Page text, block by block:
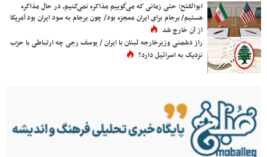
ابوالفتح: حتی زمانی که می‌گوییم مذاکره نمی‌کنیم، در حال مذاکره
هستیم/ برجام برای ایران معجزه بود/ چون برجام به سود ایران بود آمریکا
از آن خارج شد
راز دشمنی وزیرخارجه لبنان با ایران / یوسف رجی چه ارتباطی با حزب
نزدیک به اسرائیل دارد؟